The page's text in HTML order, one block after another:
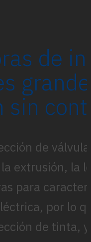
de
sin
de
extrusión, la
para
por lo
de tinta,